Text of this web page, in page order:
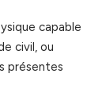
capable
civil, ou
présentes